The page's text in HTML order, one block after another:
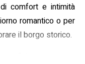
comfort e intimità
romantico o per
il borgo storico.